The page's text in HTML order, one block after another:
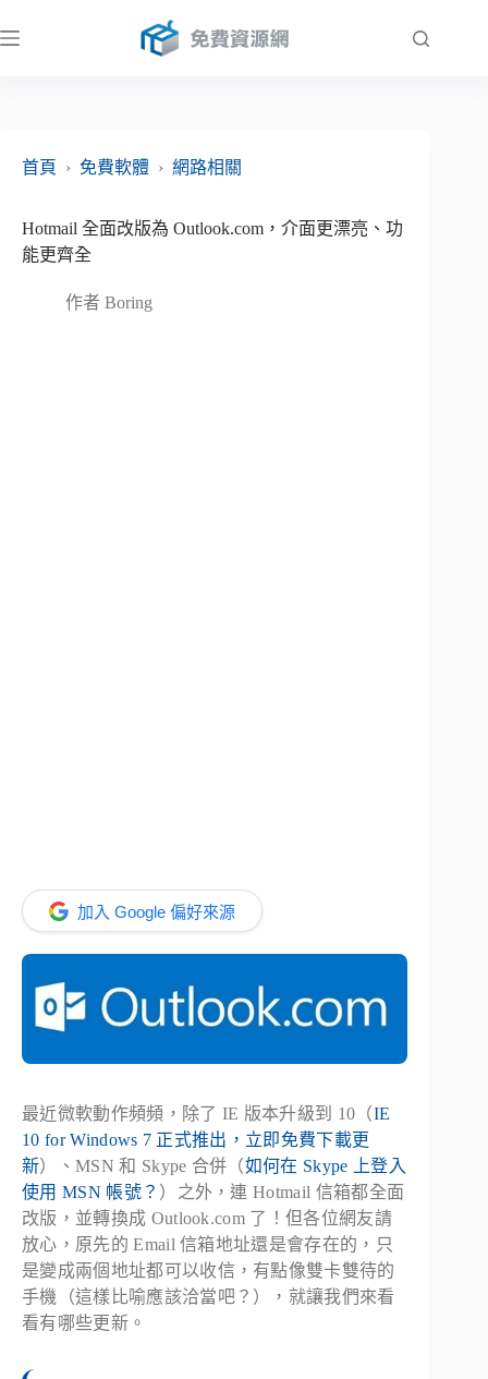
至
首頁
› 免費軟體 › 網路相關
Hotmail 全面改版為 Outlook.com，介面更漂亮、功
能更齊全
作者 Boring
加入 Google 偏好來源
最近微軟動作頻頻，除了 IE 版本升級到 10（IE
10 for Windows 7 正式推出，立即免費下載更
新）、MSN 和 Skype 合併（如何在 Skype 上登入
使用 MSN 帳號？ ）之外，連 Hotmail 信箱都全面
改版，並轉換成 Outlook.com 了！但各位網友請
放心，原先的 Email 信箱地址還是會存在的，只
是變成兩個地址都可以收信，有點像雙卡雙待的
手機（這樣比喻應該洽當吧？），就讓我們來看
看有哪些更新。